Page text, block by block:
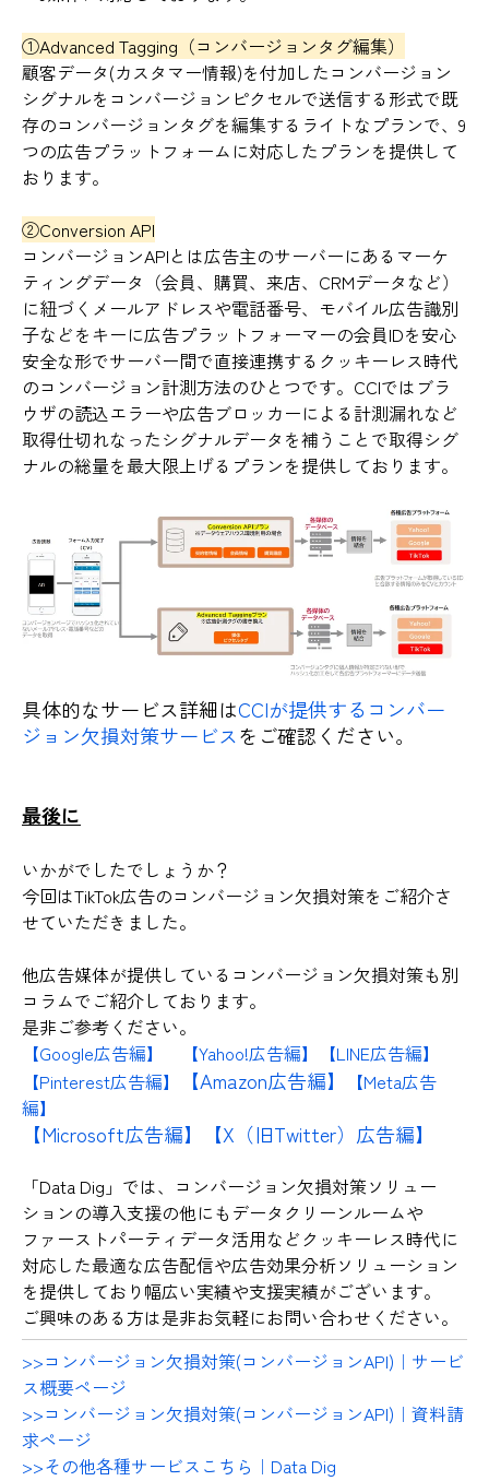
①Advanced Tagging（コンバージョンタグ編集）
顧客データ(カスタマー情報)を付加したコンバージョン
シグナルをコンバージョンピクセルで送信する形式で既
存のコンバージョンタグを編集するライトなプランで、9
つの広告プラットフォームに対応したプランを提供して
おります。
②Conversion API
コンバージョンAPIとは広告主のサーバーにあるマーケ
ティングデータ（会員、購買、来店、CRMデータなど）
に紐づくメールアドレスや電話番号、モバイル広告識別
子などをキーに広告プラットフォーマーの会員IDを安心
安全な形でサーバー間で直接連携するクッキーレス時代
のコンバージョン計測方法のひとつです。CCIではブラ
ウザの読込エラーや広告ブロッカーによる計測漏れなど
取得仕切れなったシグナルデータを補うことで取得シグ
ナルの総量を最大限上げるプランを提供しております。
具体的なサービス詳細はCCIが提供するコンバー
ジョン欠損対策サービスをご確認ください。
最後に
いかがでしたでしょうか？
今回はTikTok広告のコンバージョン欠損対策をご紹介さ
せていただきました。
他広告媒体が提供しているコンバージョン欠損対策も別
コラムでご紹介しております。
是非ご参考ください。
【Google広告編】
【Yahoo!広告編】
【LINE広告編】
【Pinterest広告編】
【Amazon広告編】
【Meta広告
編】
【Microsoft広告編】 【X（旧Twitter）広告編】
「Data Dig」では、コンバージョン欠損対策ソリュー
ションの導入支援の他にもデータクリーンルームや
ファーストパーティデータ活用などクッキーレス時代に
対応した最適な広告配信や広告効果分析ソリューション
を提供しており幅広い実績や支援実績がございます。
ご興味のある方は是非お気軽にお問い合わせください。
>>コンバージョン欠損対策(コンバージョンAPI)｜サービ
ス概要ページ
>>コンバージョン欠損対策(コンバージョンAPI)｜資料請
求ページ
>>その他各種サービスこちら｜Data Dig